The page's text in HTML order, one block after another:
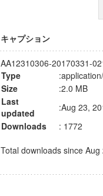
キャプション
AA12310306-20170331-
Type
Size
:2.0 MB
Last
updated
:Aug 23,
Downloads
: 1772
Total downloads since